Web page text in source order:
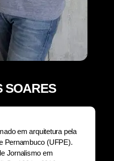
SOARES
em arquitetura pela
Pernambuco (UFPE).
Jornalismo em